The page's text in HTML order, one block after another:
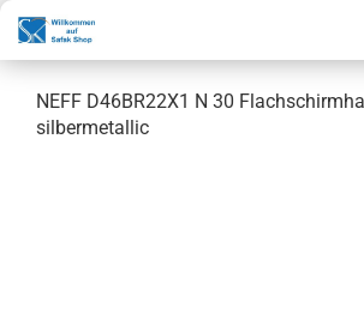
NEFF D46BR22X1 N 30
silbermetallic